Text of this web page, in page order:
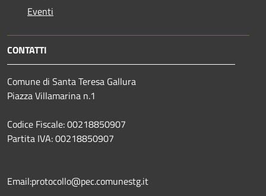
Eventi
CONTATTI
Comune di Santa Teresa Gallura
Piazza Villamarina n.1
Codice Fiscale: 00218850907
Partita IVA: 00218850907
Email:protocollo@pec.comunestg.it